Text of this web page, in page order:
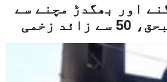
اور بھگدڑ مچنے سے